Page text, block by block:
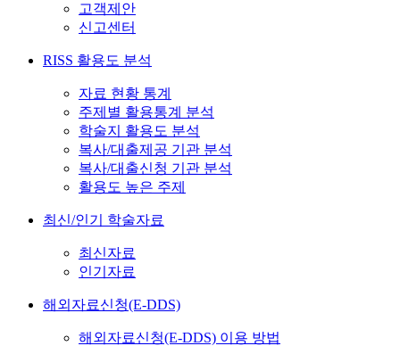
고객제안
신고센터
RISS 활용도 분석
자료 현황 통계
주제별 활용통계 분석
학술지 활용도 분석
복사/대출제공 기관 분석
복사/대출신청 기관 분석
활용도 높은 주제
최신/인기 학술자료
최신자료
인기자료
해외자료신청(E-DDS)
해외자료신청(E-DDS) 이용 방법